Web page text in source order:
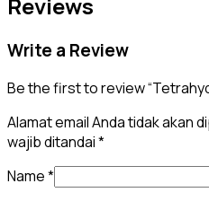
Write a Review
Be the first to review
Alamat email Anda tidak akan
wajib ditandai*
Name*